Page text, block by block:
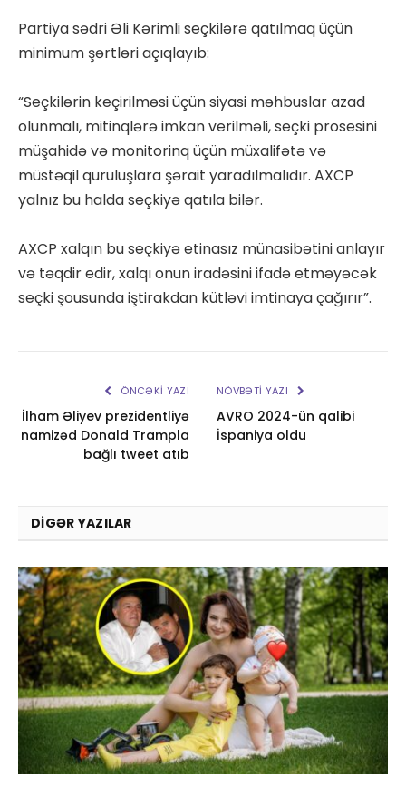
Partiya sədri Əli Kərimli seçkilərə qatılmaq üçün
minimum şərtləri açıqlayıb:
“Seçkilərin keçirilməsi üçün siyasi məhbuslar azad
olunmalı, mitinqlərə imkan verilməli, seçki prosesini
müşahidə və monitorinq üçün müxalifətə və
müstəqil quruluşlara şərait yaradılmalıdır. AXCP
yalnız bu halda seçkiyə qatıla bilər.
AXCP xalqın bu seçkiyə etinasız münasibətini anlayır
və təqdir edir, xalqı onun iradəsini ifadə etməyəcək
seçki şousunda iştirakdan kütləvi imtinaya çağırır”.
ÖNCƏKI YAZI
İlham Əliyev prezidentliyə
namizəd Donald Trampla
bağlı tweet atıb
NÖVBƏTI YAZI
AVRO 2024-ün qalibi
İspaniya oldu
DIGƏR YAZILAR